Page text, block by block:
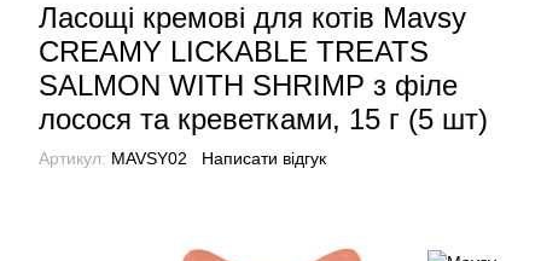
Ласощі кремові для котів Mavsy
CREAMY LICKABLE TREATS
SALMON WITH SHRIMP з філе
лосося та креветками, 15 г (5 шт)
Артикул: MAVSY02 Написати відгук